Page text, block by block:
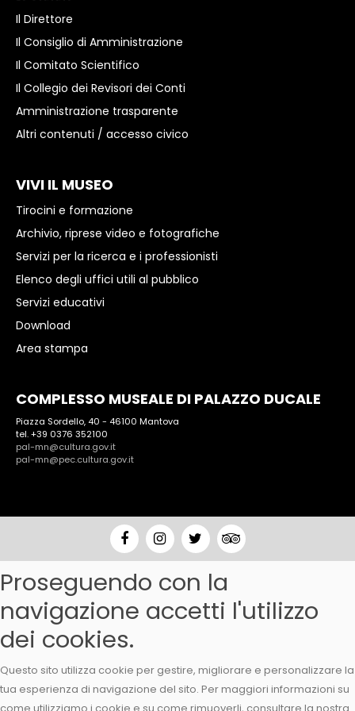
Il Direttore
Il Consiglio di Amministrazione
Il Comitato Scientifico
Il Collegio dei Revisori dei Conti
Amministrazione trasparente
Altri contenuti / accesso civico
VIVI IL MUSEO
Tirocini e formazione
Archivio, riprese video e fotografiche
Servizi per la ricerca e i professionisti
Elenco degli uffici utili al pubblico
Servizi educativi
Download
Area stampa
COMPLESSO MUSEALE DI PALAZZO DUCALE
Piazza Sordello, 40 - 46100 Mantova
tel. +39 0376 352100
pal-mn@cultura.gov.it
pal-mn@pec.cultura.gov.it
Proseguendo con la
navigazione accetti l'utilizzo
dei cookies.
Questo sito utilizza cookie per gestire, migliorare e personalizzare la
tua esperienza di navigazione del sito. Per maggiori informazioni su